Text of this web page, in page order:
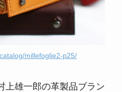
millefoglie2-p25/
上雄一郎の革製品ブラン